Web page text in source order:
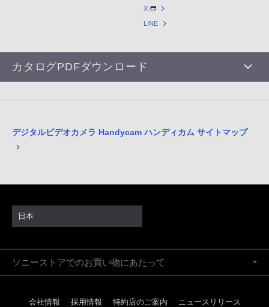
X
LINE
カタログPDFダウンロード
デジタルビデオカメラ Handycam ハンディカム サイトマップ
日本
ソニーストアでのお買い物にあたって
会社情報 採用情報 特約店のご案内
ニュースリリース